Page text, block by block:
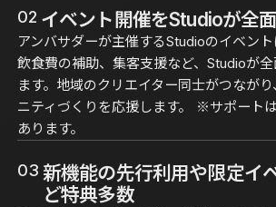
02 イベント開催をStudioが全
アンバサダーが主催するStudioのイベント
飲食費の補助、集客支援など、Studioが
ます。地域のクリエイター同士がつなが
ニティづくりを応援します。 ※サポート
あります。
03 新機能の先行利用や限定イ
ど特典多数